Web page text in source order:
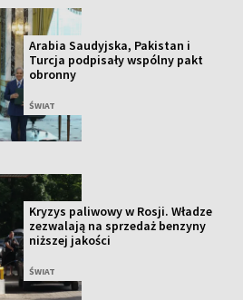
Arabia Saudyjska, Pakistan i
Turcja podpisały wspólny pakt
obronny
ŚWIAT
Kryzys paliwowy w Rosji. Władze
zezwalają na sprzedaż benzyny
niższej jakości
ŚWIAT